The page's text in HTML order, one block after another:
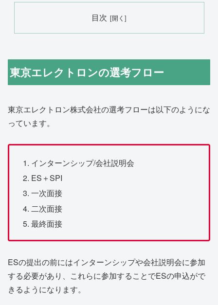
目次
東京エレクトロンの選考フロー
東京エレクトロン株式会社の選考フローは以下のようにな
っています。
インターンシップ/会社説明会
ES＋SPI
一次面接
二次面接
最終面接
ESの提出の前にはインターンシップや会社説明会に参加
する必要があり、これらに参加することでESの申込がで
きるようになります。